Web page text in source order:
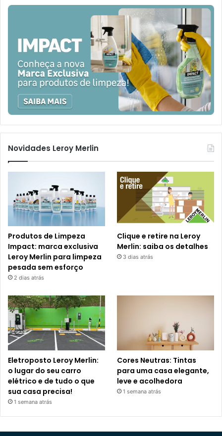
Novidades Leroy Merlin
Produtos de Limpeza
Impact: marca exclusiva
Leroy Merlin para limpeza
pesada sem esforço
2 dias atrás
Clique e retire na Leroy
Merlin: saiba os detalhes
3 dias atrás
Eletroposto Leroy Merlin:
o lugar do seu carro
elétrico e de tudo o que
sua casa precisa!
1 semana atrás
Cores Neutras: Tintas
para uma casa elegante,
leve e acolhedora
1 semana atrás